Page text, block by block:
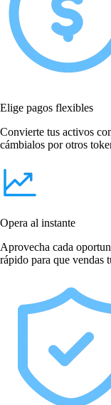
Elige pagos flexibles
Convierte tus activos
cámbialos por otros
Opera al instante
Aprovecha cada
rápido para que vendas